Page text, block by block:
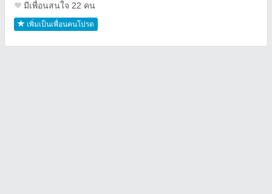
มีเพื่อนสนใจ 22 คน
เพิ่มเป็นเพื่อนคนโปรด